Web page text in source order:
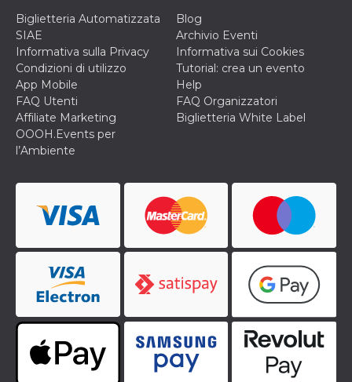
Biglietteria Automatizzata
SIAE
Blog
Archivio Eventi
Informativa sulla Privacy
Informativa sui Cookies
Condizioni di utilizzo
Tutorial: crea un evento
App Mobile
Help
FAQ Utenti
FAQ Organizzatori
Affiliate Marketing
Biglietteria White Label
OOOH.Events per
l’Ambiente